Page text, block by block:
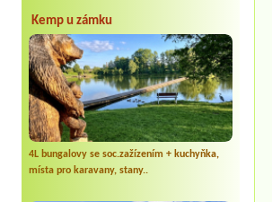
Kemp u zámku
4L bungalovy se soc.zažízením + kuchyňka,
místa pro karavany, stany..